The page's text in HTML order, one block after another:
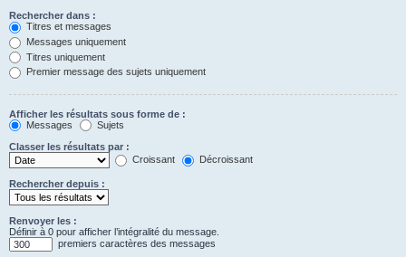
Rechercher dans :
Titres et messages
Messages uniquement
Titres uniquement
Premier message des sujets uniquement
Afficher les résultats sous forme de :
Messages
Sujets
Classer les résultats par :
Croissant
Décroissant
Rechercher depuis :
Renvoyer les :
Définir à 0 pour afficher l’intégralité du message.
premiers caractères des messages